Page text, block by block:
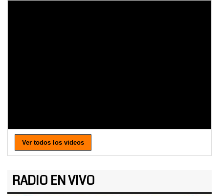
Ver todos los videos
RADIO EN VIVO